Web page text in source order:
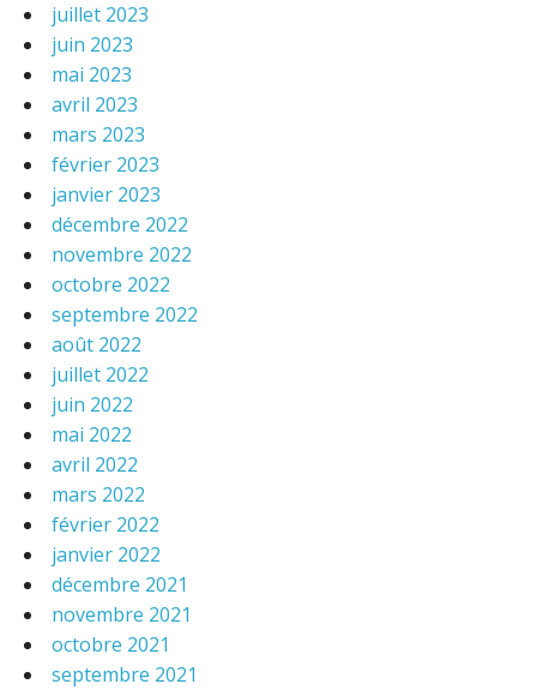
juillet 2023
juin 2023
mai 2023
avril 2023
mars 2023
février 2023
janvier 2023
décembre 2022
novembre 2022
octobre 2022
septembre 2022
août 2022
juillet 2022
juin 2022
mai 2022
avril 2022
mars 2022
février 2022
janvier 2022
décembre 2021
novembre 2021
octobre 2021
septembre 2021